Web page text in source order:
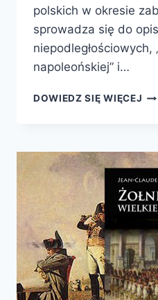
polskich w okresie
sprowadza się do
niepodległościowych,
napoleońskiej” i…
DOWIEDZ SIĘ WIĘCEJ
W
W